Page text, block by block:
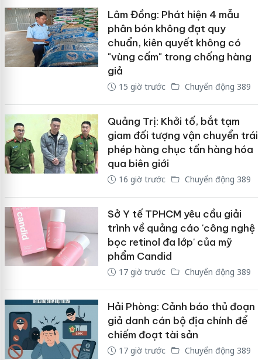
Lâm Đồng: Phát hiện 4 mẫu
phân bón không đạt quy
chuẩn, kiên quyết không có
"vùng cấm" trong chống hàng
giả
15 giờ trước Chuyển động 389
Quảng Trị: Khởi tố, bắt tạm
giam đối tượng vận chuyển trái
phép hàng chục tấn hàng hóa
qua biên giới
16 giờ trước Chuyển động 389
Sở Y tế TPHCM yêu cầu giải
trình về quảng cáo 'công nghệ
bọc retinol đa lớp' của mỹ
phẩm Candid
17 giờ trước Chuyển động 389
Hải Phòng: Cảnh báo thủ đoạn
giả danh cán bộ địa chính để
chiếm đoạt tài sản
17 giờ trước Chuyển động 389